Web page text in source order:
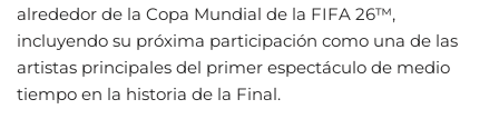
alrededor de la Copa Mundial de la FIFA 26™,
incluyendo su próxima participación como una de las
artistas principales del primer espectáculo de medio
tiempo en la historia de la Final.